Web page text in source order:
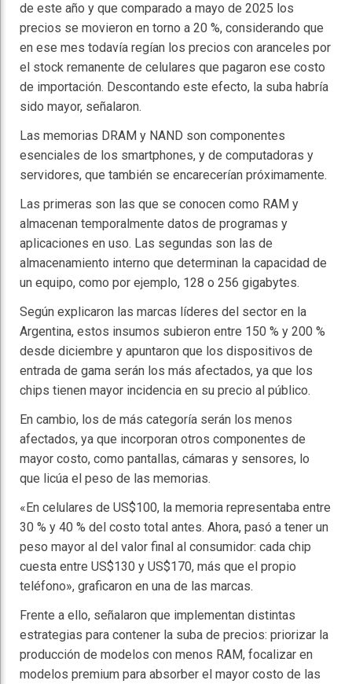
de este año y que comparado a mayo de 2025 los
precios se movieron en torno a 20 %, considerando que
en ese mes todavía regían los precios con aranceles por
el stock remanente de celulares que pagaron ese costo
de importación. Descontando este efecto, la suba habría
sido mayor, señalaron.
Las memorias DRAM y NAND son componentes
esenciales de los smartphones, y de computadoras y
servidores, que también se encarecerían próximamente.
Las primeras son las que se conocen como RAM y
almacenan temporalmente datos de programas y
aplicaciones en uso. Las segundas son las de
almacenamiento interno que determinan la capacidad de
un equipo, como por ejemplo, 128 o 256 gigabytes.
Según explicaron las marcas líderes del sector en la
Argentina, estos insumos subieron entre 150 % y 200 %
desde diciembre y apuntaron que los dispositivos de
entrada de gama serán los más afectados, ya que los
chips tienen mayor incidencia en su precio al público.
En cambio, los de más categoría serán los menos
afectados, ya que incorporan otros componentes de
mayor costo, como pantallas, cámaras y sensores, lo
que licúa el peso de las memorias.
«En celulares de US$100, la memoria representaba entre
30 % y 40 % del costo total antes. Ahora, pasó a tener un
peso mayor al del valor final al consumidor: cada chip
cuesta entre US$130 y US$170, más que el propio
teléfono», graficaron en una de las marcas.
Frente a ello, señalaron que implementan distintas
estrategias para contener la suba de precios: priorizar la
producción de modelos con menos RAM, focalizar en
modelos premium para absorber el mayor costo de las